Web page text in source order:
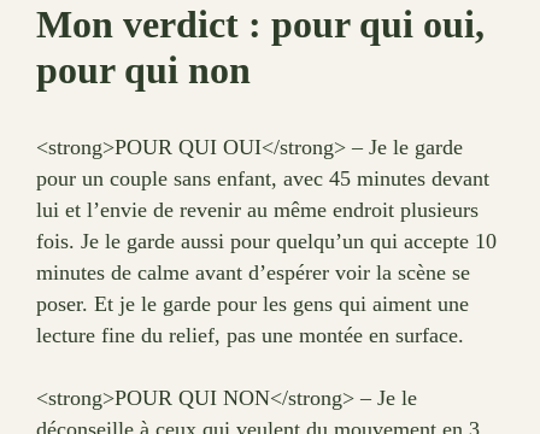
Mon verdict : pour qui oui,
pour qui non
<strong>POUR QUI OUI</strong> – Je le garde
pour un couple sans enfant, avec 45 minutes devant
lui et l’envie de revenir au même endroit plusieurs
fois. Je le garde aussi pour quelqu’un qui accepte 10
minutes de calme avant d’espérer voir la scène se
poser. Et je le garde pour les gens qui aiment une
lecture fine du relief, pas une montée en surface.
<strong>POUR QUI NON</strong> – Je le